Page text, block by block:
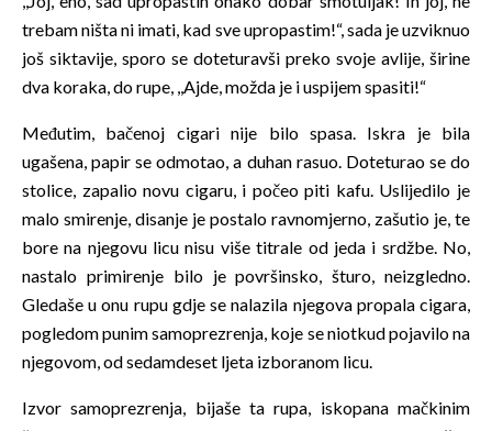
trebam ništa ni imati, kad sve upropastim!“, sada je uzviknuo
još siktavije, sporo se doteturavši preko svoje avlije, širine
dva koraka, do rupe, ,,Ajde, možda je i uspijem spasiti!“
Međutim, bačenoj cigari nije bilo spasa. Iskra je bila
ugašena, papir se odmotao, a duhan rasuo. Doteturao se do
stolice, zapalio novu cigaru, i počeo piti kafu. Uslijedilo je
malo smirenje, disanje je postalo ravnomjerno, zašutio je, te
bore na njegovu licu nisu više titrale od jeda i srdžbe. No,
nastalo primirenje bilo je površinsko, šturo, neizgledno.
Gledaše u onu rupu gdje se nalazila njegova propala cigara,
pogledom punim samoprezrenja, koje se niotkud pojavilo na
njegovom, od sedamdeset ljeta izboranom licu.
Izvor samoprezrenja, bijaše ta rupa, iskopana mačkinim